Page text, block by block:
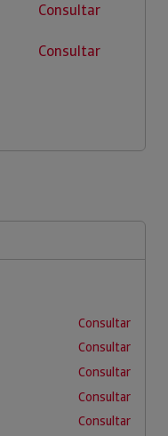
Consultar
Consultar
Consultar
Consultar
Consultar
Consultar
Consultar